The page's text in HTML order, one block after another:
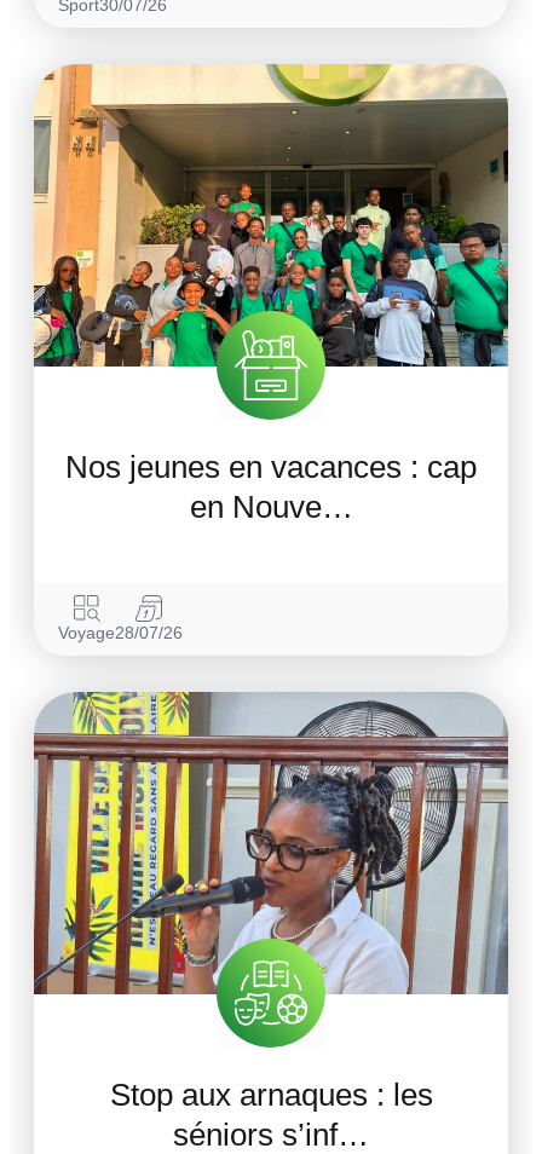
Sport30/07/26
Nos jeunes en vacances : cap
en Nouve…
Voyage28/07/26
Stop aux arnaques : les
séniors s’inf…